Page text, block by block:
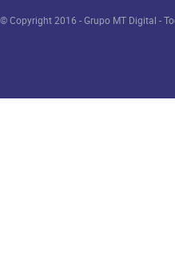
© Copyright 2016 - Grupo MT Digital -